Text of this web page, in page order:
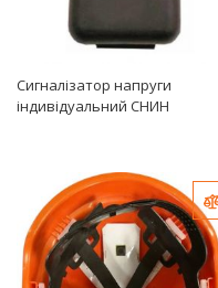
Сигналізатор напруги
індивідуальний СНИН